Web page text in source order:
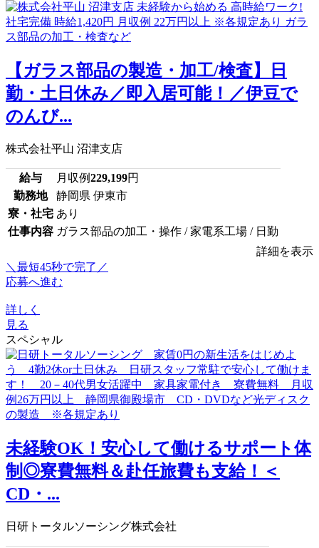
【ガラス部品の製造・加工/検査】日
勤・土日休み／即入居可能！／伊豆で
のんび...
株式会社平山 沼津支店
給与 月収例229,199円
勤務地
静岡県 伊東市
寮・社宅 あり
仕事内容 ガラス部品の加工・操作 / 家電系工場 / 日勤
詳細を表示
＼最短45秒で完了／
応募へ進む
詳しく
見る
スペシャル
未経験OK！安心して働けるサポート体
制◎寮費無料＆赴任旅費も支給！＜
CD・...
日研トータルソーシング株式会社